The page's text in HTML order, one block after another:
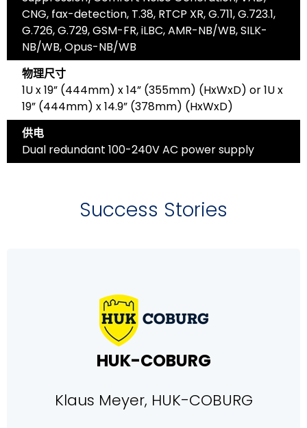
CNG, fax-detection, T.38, RTCP XR, G.711, G.723.1,
G.726, G.729, GSM-FR, iLBC, AMR-NB/WB, SILK-
NB/WB, Opus-NB/WB
物理尺寸
1U x 19” (444mm) x 14” (355mm) (HxWxD) or 1U x
19” (444mm) x 14.9” (378mm) (HxWxD)
供电
Dual redundant 100-240V AC power supply
Success Stories
HUK-COBURG
Klaus Meyer, HUK-COBURG